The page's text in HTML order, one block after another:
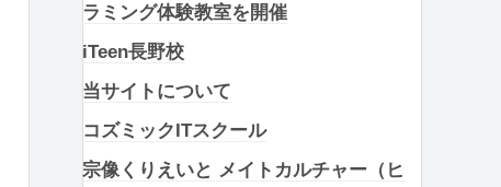
ラミング体験教室を開催
iTeen長野校
当サイトについて
コズミックITスクール
宗像くりえいと メイトカルチャー（ヒ